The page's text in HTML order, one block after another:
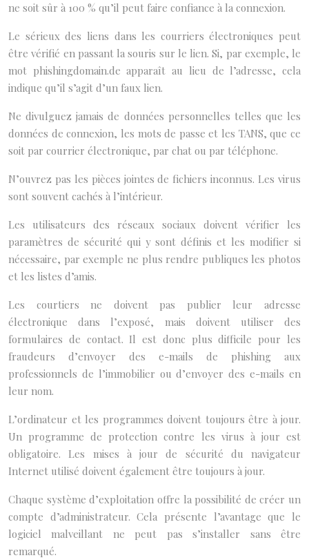
ne soit sûr à 100 % qu’il peut faire confiance à la connexion.
Le sérieux des liens dans les courriers électroniques peut
être vérifié en passant la souris sur le lien. Si, par exemple, le
mot phishingdomain.de apparaît au lieu de l’adresse, cela
indique qu’il s’agit d’un faux lien.
Ne divulguez jamais de données personnelles telles que les
données de connexion, les mots de passe et les TANS, que ce
soit par courrier électronique, par chat ou par téléphone.
N’ouvrez pas les pièces jointes de fichiers inconnus. Les virus
sont souvent cachés à l’intérieur.
Les utilisateurs des réseaux sociaux doivent vérifier les
paramètres de sécurité qui y sont définis et les modifier si
nécessaire, par exemple ne plus rendre publiques les photos
et les listes d’amis.
Les courtiers ne doivent pas publier leur adresse
électronique dans l’exposé, mais doivent utiliser des
formulaires de contact. Il est donc plus difficile pour les
fraudeurs d’envoyer des e-mails de phishing aux
professionnels de l’immobilier ou d’envoyer des e-mails en
leur nom.
L’ordinateur et les programmes doivent toujours être à jour.
Un programme de protection contre les virus à jour est
obligatoire. Les mises à jour de sécurité du navigateur
Internet utilisé doivent également être toujours à jour.
Chaque système d’exploitation offre la possibilité de créer un
compte d’administrateur. Cela présente l’avantage que le
logiciel malveillant ne peut pas s’installer sans être
remarqué.